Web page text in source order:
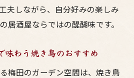
夫しながら、自分好みの楽しみ
居酒屋ならではの醍醐味です。
味わう焼き鳥のおすすめ
梅田のガーデン空間は、焼き鳥